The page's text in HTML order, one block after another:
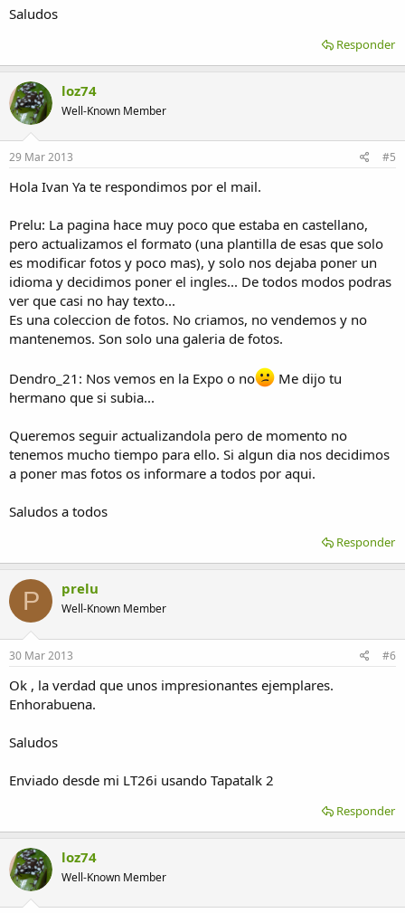
Saludos
Responder
loz74
Well-Known Member
29 Mar 2013 #5
Hola Ivan Ya te respondimos por el mail.
Prelu: La pagina hace muy poco que estaba en castellano,
pero actualizamos el formato (una plantilla de esas que solo
es modificar fotos y poco mas), y solo nos dejaba poner un
idioma y decidimos poner el ingles... De todos modos podras
ver que casi no hay texto...
Es una coleccion de fotos. No criamos, no vendemos y no
mantenemos. Son solo una galeria de fotos.
Dendro_21: Nos vemos en la Expo o no
Me dijo tu
hermano que si subia...
Queremos seguir actualizandola pero de momento no
tenemos mucho tiempo para ello. Si algun dia nos decidimos
a poner mas fotos os informare a todos por aqui.
Saludos a todos
Responder
P prelu
Well-Known Member
30 Mar 2013 #6
Ok , la verdad que unos impresionantes ejemplares.
Enhorabuena.
Saludos
Enviado desde mi LT26i usando Tapatalk 2
Responder
loz74
Well-Known Member